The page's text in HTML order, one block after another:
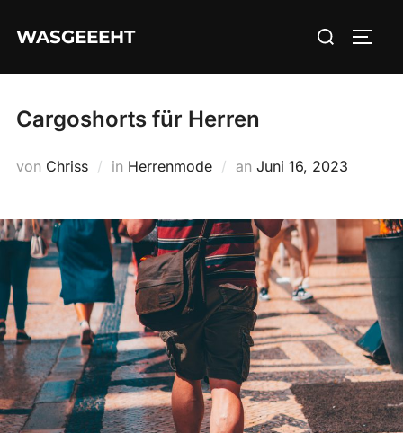
InhaltWASGEEEHT
Suchen
Cargoshorts für Herren
von Chriss in Herrenmode an Veröffentlicht
Juni 16, 2023